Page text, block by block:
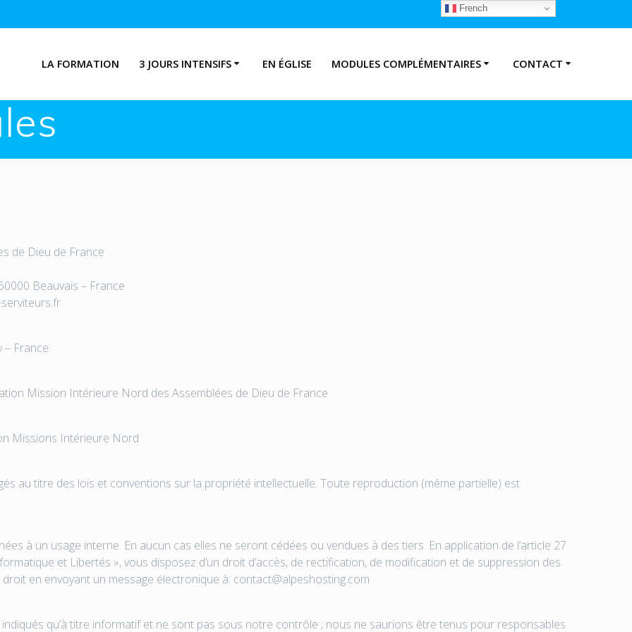
LA FORMATION 3 JOURS INTENSIFS EN ÉGLISE MODULES COMPLÉMENTAIRES CONTACT
de Dieu de France
Beauvais – France
– France
Mission Intérieure Nord des Assemblées de Dieu de France
Missions Intérieure Nord
au titre des lois et conventions sur la propriété intellectuelle. Toute reproduction (même partielle) est
à un usage interne. En aucun cas elles ne seront cédées ou vendues à des tiers. En application de l’article 27
et Libertés », vous disposez d’un droit d’accès, de rectification, de modification et de suppression des
en envoyant un message électronique à: contact@alpeshosting.com
qu’à titre informatif et ne sont pas sous notre contrôle ; nous ne saurions être tenus pour responsables
French